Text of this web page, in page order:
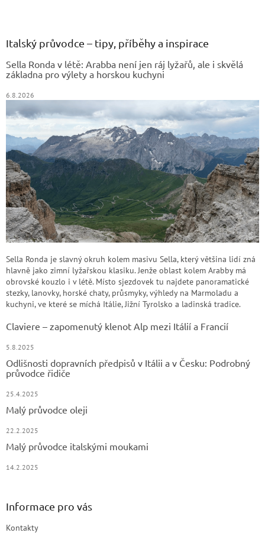
Italský průvodce – tipy, příběhy a inspirace
Sella Ronda v létě: Arabba není jen ráj lyžařů, ale i skvělá
základna pro výlety a horskou kuchyni
6.8.2026
Sella Ronda je slavný okruh kolem masivu Sella, který většina lidí zná
hlavně jako zimní lyžařskou klasiku. Jenže oblast kolem Arabby má
obrovské kouzlo i v létě. Místo sjezdovek tu najdete panoramatické
stezky, lanovky, horské chaty, průsmyky, výhledy na Marmoladu a
kuchyni, ve které se míchá Itálie, Jižní Tyrolsko a ladinská tradice.
Claviere – zapomenutý klenot Alp mezi Itálií a Francií
5.8.2025
Odlišnosti dopravních předpisů v Itálii a v Česku: Podrobný
průvodce řidiče
25.4.2025
Malý průvodce oleji
22.2.2025
Malý průvodce italskými moukami
14.2.2025
Informace pro vás
Kontakty